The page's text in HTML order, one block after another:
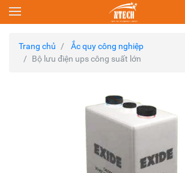
Trang chủ
Ắc quy công nghiệp
Bộ lưu điện ups công suất lớn